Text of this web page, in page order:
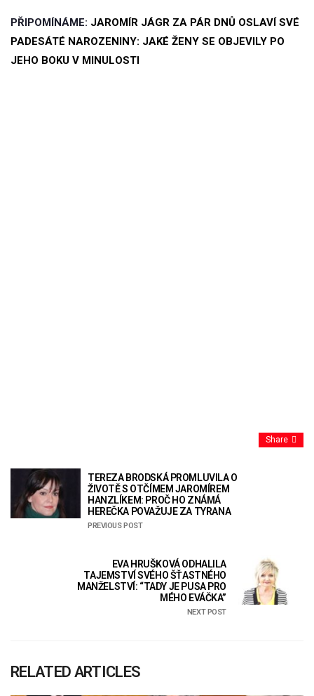
PŘIPOMÍNÁME: JAROMÍR JÁGR ZA PÁR DNŮ OSLAVÍ SVÉ
PADESÁTÉ NAROZENINY: JAKÉ ŽENY SE OBJEVILY PO
JEHO BOKU V MINULOSTI
Share
TEREZA BRODSKÁ PROMLUVILA O
ŽIVOTĚ S OTČÍMEM JAROMÍREM
HANZLÍKEM: PROČ HO ZNÁMÁ
HEREČKA POVAŽUJE ZA TYRANA
PREVIOUS POST
EVA HRUŠKOVÁ ODHALILA
TAJEMSTVÍ SVÉHO ŠŤASTNÉHO
MANŽELSTVÍ: “TADY JE PUSA PRO
MÉHO EVÁČKA”
NEXT POST
RELATED ARTICLES